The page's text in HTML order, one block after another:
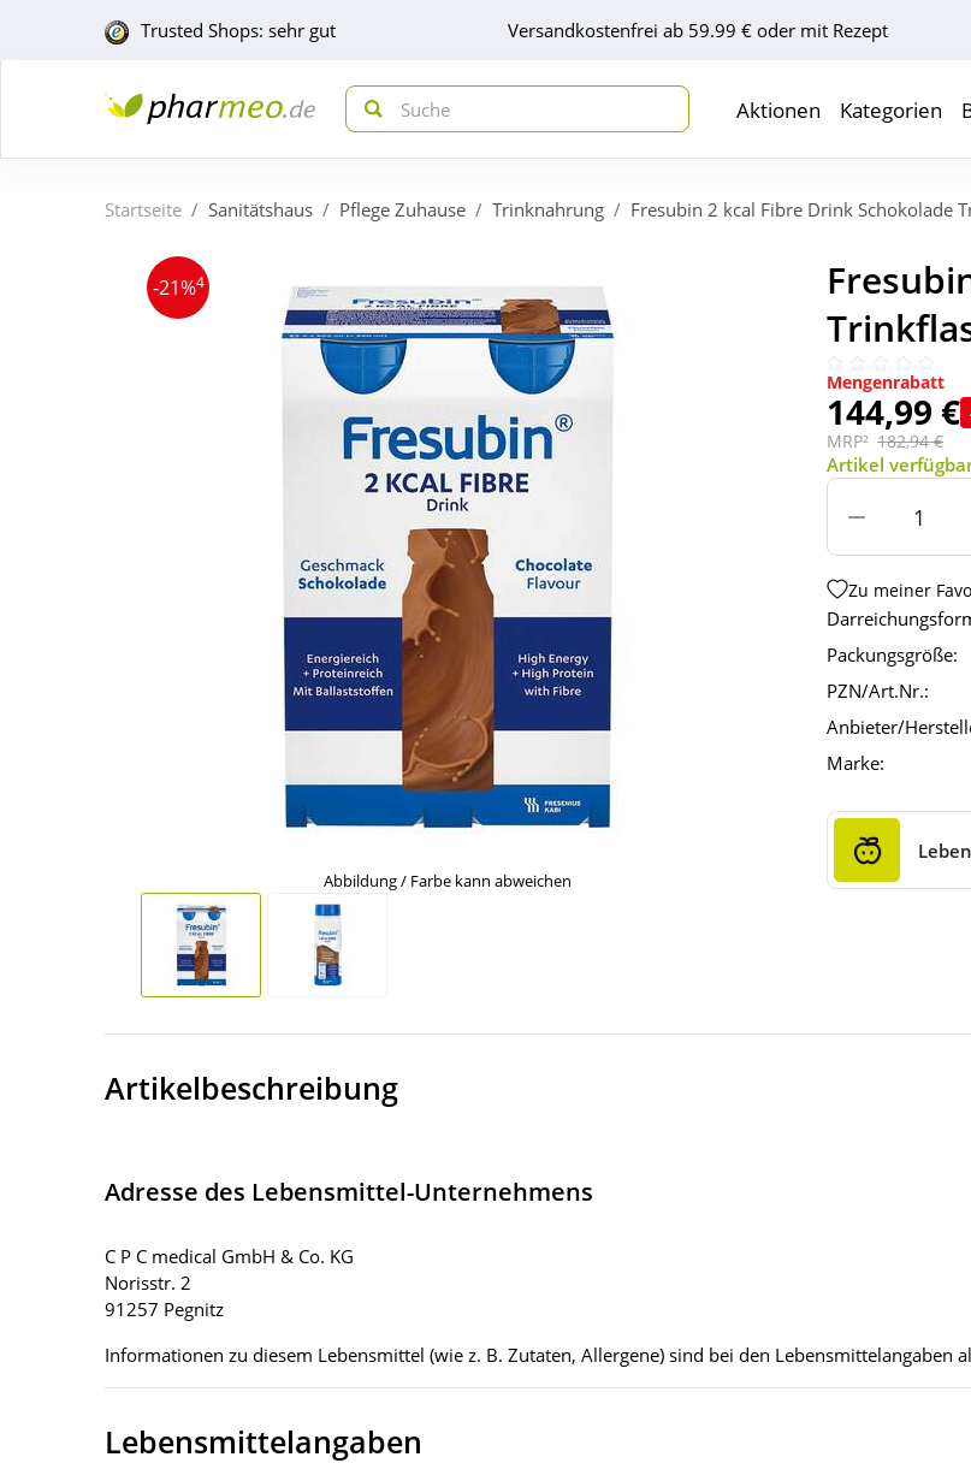
Trusted Shops: sehr gut Versandkostenfrei ab 59.99 € oder mit Rezept
Aktionen Kategorien
Startseite Sanitätshaus Pflege Zuhause Trinknahrung Fresubin 2 kcal Fibre Drink Schokolade
-21%4
Abbildung / Farbe kann abweichen
Mengenrabatt
144,99 €
MRP² 182,94 €
Artikel
Zu meiner
Packungsgröße:
PZN/Art.Nr.:
Anbieter/
Marke:
Artikelbeschreibung
Adresse des Lebensmittel-Unternehmens
C P C medical GmbH & Co. KG
Norisstr. 2
91257 Pegnitz
Informationen zu diesem Lebensmittel (wie z. B. Zutaten, Allergene) sind bei den Lebensmittelangaben
Lebensmittelangaben